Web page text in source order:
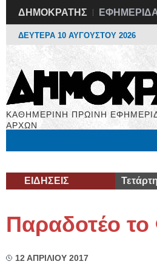
ΔΗΜΟΚΡΑΤΗΣ
ΔΕΥΤΕΡΑ 10 ΑΥΓΟΥΣΤΟΥ 2026
ΚΑΘΗΜΕΡΙΝΗ ΠΡΩΙΝΗ
ΑΡΧΩΝ
ΕΙΔΗΣΕΙΣ
Παραδοτέο
12 ΑΠΡΙΛΙΟΥ 2017